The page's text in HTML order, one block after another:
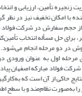
زنجیره تأمین، ارزیابی و
با امکان تخفیف نیز در
حجم سفارش در شرکت
حل مسأله انتخاب
در دو مرحله انجام می‌شود.
اول به عنوان ورودی
فولاد مبارکه اصفهان
حاکی از آن است که
به‌صورت نظام‌مند و با سطح